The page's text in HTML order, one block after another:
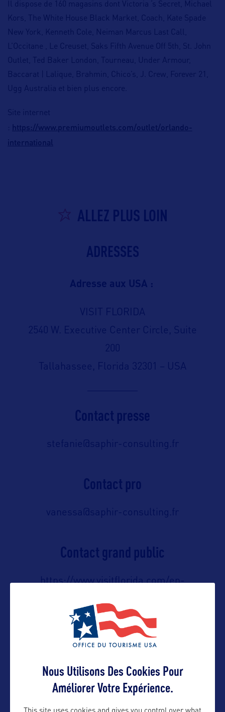
Il dispose de 160 magasins dont Victoria ‘s Secret, Michael
Kors, The White House Black Market, Coach, Kate Spade
New York, Kenneth Cole, Neiman Marcus Last Call,
L’Occitane , Le Creuset, Saks Fifth Avenue Off 5th, St. John
Outlet, Ted Baker London, Tourneau, Under Armour,
Baccarat | Lalique, Brahmin, Chico’s, J. Crew, Forever 21,
Ugg Australia et bien plus encore.
Site internet
: https://www.premiumoutlets.com/outlet/orlando-
international
ALLEZ PLUS LOIN
ADRESSES
Adresse aux USA :
VISIT FLORIDA
2540 W. Executive Center Circle, Suite
200
Tallahassee, Florida 32301 – USA
Contact presse
stefanie@saphir-consulting.fr
Contact pro
vanessa@saphir-consulting.fr
Contact grand public
https://www.visitflorida.com/en-
Suivre
Nous Utilisons Des Cookies Pour
Améliorer Votre Expérience.